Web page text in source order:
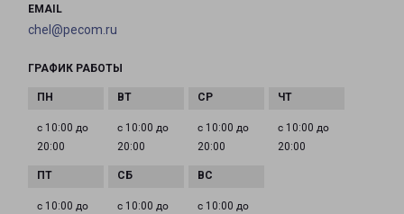
EMAIL
chel@pecom.ru
ГРАФИК РАБОТЫ
с 10:00 до
20:00
с 10:00 до
20:00
с 10:00 до
20:00
с 10:00 до
20:00
с 10:00 до
с 10:00 до
с 10:00 до